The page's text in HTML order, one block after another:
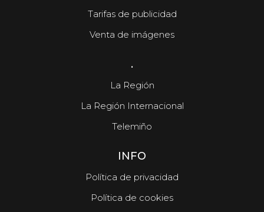
Tarifas de publicidad
Venta de imágenes
.
La Región
La Región Internacional
Telemiño
INFO
Política de privacidad
Política de cookies